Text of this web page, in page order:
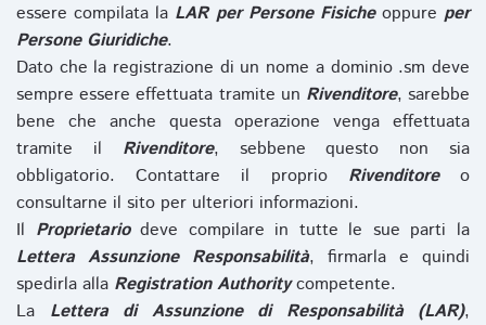
essere compilata la LAR per Persone Fisicheoppure per
Persone Giuridiche.
Dato che la registrazione di un nome a dominio .sm deve
sempre essere effettuata tramite un Rivenditore, sarebbe
bene che anche questa operazione venga effettuata
tramite il Rivenditore, sebbene questo non sia
obbligatorio. Contattare il proprio Rivenditoreo
consultarne il sito per ulteriori informazioni.
Il Proprietariodeve compilare in tutte le sue parti la
Lettera Assunzione Responsabilità, firmarla e quindi
spedirla alla Registration Authoritycompetente.
La Lettera di Assunzione di Responsabilità (LAR),